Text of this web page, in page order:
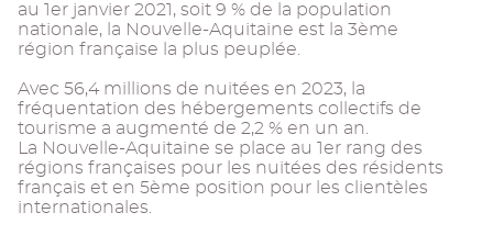
au 1er janvier 2021, soit 9 % de la population
nationale, la Nouvelle-Aquitaine est la 3ème
région française la plus peuplée.
Avec 56,4 millions de nuitées en 2023, la
fréquentation des hébergements collectifs de
tourisme a augmenté de 2,2 % en un an.
La Nouvelle-Aquitaine se place au 1er rang des
régions françaises pour les nuitées des résidents
français et en 5ème position pour les clientèles
internationales.